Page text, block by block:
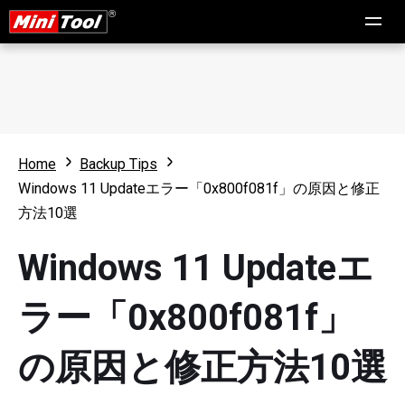
Home
Backup Tips
Windows 11 Updateエラー「0x800f081f」の原因と修正
方法10選
Windows 11 Updateエ
ラー「0x800f081f」
の原因と修正方法10選